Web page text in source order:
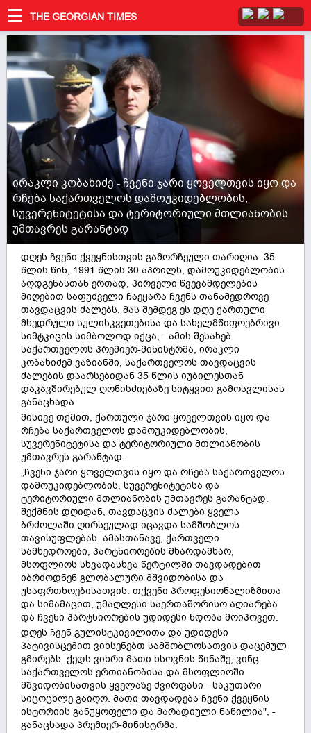
THE GEORGIAN TIMES
ირაკლი კობახიძე - ჩვენი ჯარი ყოველთვის იყო და
რჩება საქართველოს დამოუკიდებლობის,
სუვერენიტეტისა და ტერიტორიული მთლიანობის
უმთავრეს გარანტად
დღეს ჩვენი ქვეყნისთვის გამორჩეული თარიღია. 35
წლის წინ, 1991 წლის 30 აპრილს, დამოუკიდებლობის
აღდგენასთან ერთად, პირველი წვევამდელების
მიღებით საფუძველი ჩაეყარა ჩვენს თანამედროვე
თავდაცვის ძალებს, მას შემდეგ ეს დღე ქართული
მხედრული სულისკვეთებისა და სახელმწიფოებრივი
სიმტკიცის სიმბოლოდ იქცა, - ამის შესახებ
საქართველოს პრემიერ-მინისტრმა, ირაკლი
კობახიძემ ვაზიანში, საქართველოს თავდაცვის
ძალების დაარსებიდან 35 წლის იუბილესთან
დაკავშირებულ ღონისძიებაზე სიტყვით გამოსვლისას
განაცხადა.
მისივე თქმით, ქართული ჯარი ყოველთვის იყო და
რჩება საქართველოს დამოუკიდებლობის,
სუვერენიტეტისა და ტერიტორიული მთლიანობის
უმთავრეს გარანტად.
„ჩვენი ჯარი ყოველთვის იყო და რჩება საქართველოს
დამოუკიდებლობის, სუვერენიტეტისა და
ტერიტორიული მთლიანობის უმთავრეს გარანტად.
შექმნის დღიდან, თავდაცვის ძალები ყველა
ბრძოლაში ღირსეულად იცავდა სამშობლოს
თავისუფლებას. ამასთანავე, ქართველი
სამხედროები, პარტნიორების მხარდამხარ,
მსოფლიოს სხვადასხვა წერტილში თავდადებით
იბრძოდნენ გლობალური მშვიდობისა და
უსაფრთხოებისათვის. თქვენი პროფესიონალიზმითა
და სიმამაცით, უმაღლესი საერთაშორისო აღიარება
და ჩვენი პარტნიორების უდიდესი ნდობა მოიპოვეთ.
დღეს ჩვენ გულისტკივილითა და უდიდესი
პატივისცემით ვიხსენებთ სამშობლოსათვის დაცემულ
გმირებს. ქედს ვიხრი მათი ხსოვნის წინაშე, ვინც
საქართველოს ერთიანობისა და მსოფლიოში
მშვიდობისათვის ყველაზე ძვირფასი - საკუთარი
სიცოცხლე გაიღო. მათი თავდადება ჩვენი ქვეყნის
ისტორიის განუყოფელი და მარადიული ნაწილია", -
განაცხადა პრემიერ-მინისტრმა.